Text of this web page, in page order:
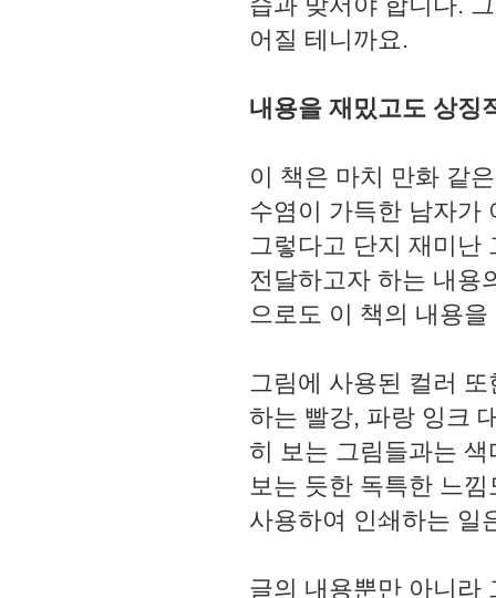
어질 테니까요.
내용을 재밌고도 상징
이 책은 마치 만화 같
수염이 가득한 남자가
그렇다고 단지 재미난
전달하고자 하는 내용
으로도 이 책의 내용
그림에 사용된 컬러
하는 빨강, 파랑 잉크
히 보는 그림들과는
보는 듯한 독특한 느
사용하여 인쇄하는 일
글의 내용뿐만 아니라